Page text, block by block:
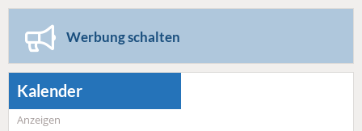
Werbung schalten
Kalender
Anzeigen